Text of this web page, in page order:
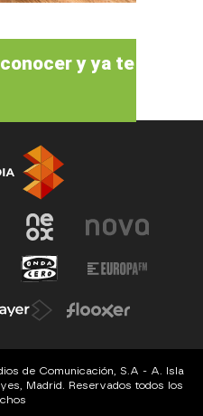
y ya te
de Comunicación, S.A - A. Isla
Madrid. Reservados todos los